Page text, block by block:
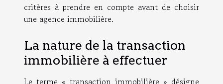
critères à prendre en compte avant de choisir
une agence immobilière.
La nature de la transaction
immobilière à effectuer
Le terme « transaction immobilière » désigne